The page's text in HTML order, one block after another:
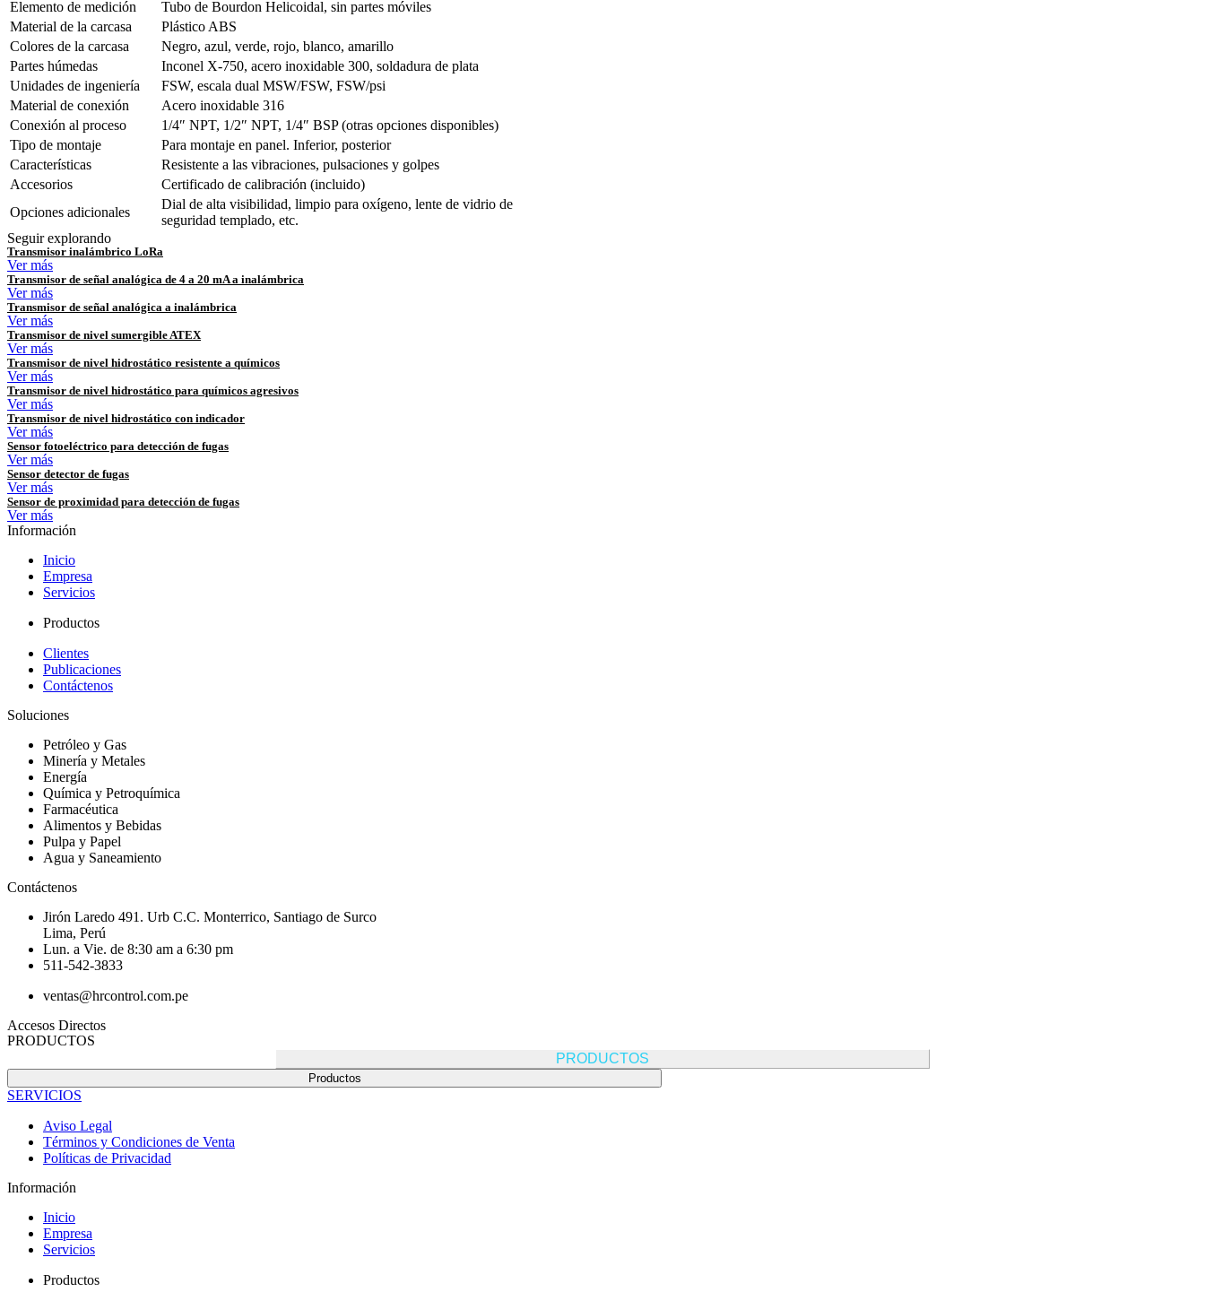
Elemento de medición
Tubo de Bourdon Helicoidal, sin partes móviles
Material de la carcasa
Plástico ABS
Colores de la carcasa
Negro, azul, verde, rojo, blanco, amarillo
Partes húmedas
Inconel X-750, acero inoxidable 300, soldadura de plata
Unidades de ingeniería
FSW, escala dual MSW/FSW, FSW/psi
Material de conexión
Acero inoxidable 316
Conexión al proceso
1/4″ NPT, 1/2″ NPT, 1/4″ BSP (otras opciones disponibles)
Tipo de montaje
Para montaje en panel. Inferior, posterior
Características
Resistente a las vibraciones, pulsaciones y golpes
Accesorios
Certificado de calibración (incluido)
Opciones adicionales
Dial de alta visibilidad, limpio para oxígeno, lente de vidrio de
seguridad templado, etc.
Seguir explorando
Transmisor inalámbrico LoRa
Ver más
Transmisor de señal analógica de 4 a 20 mA a inalámbrica
Ver más
Transmisor de señal analógica a inalámbrica
Ver más
Transmisor de nivel sumergible ATEX
Ver más
Transmisor de nivel hidrostático resistente a químicos
Ver más
Transmisor de nivel hidrostático para químicos agresivos
Ver más
Transmisor de nivel hidrostático con indicador
Ver más
Sensor fotoeléctrico para detección de fugas
Ver más
Sensor detector de fugas
Ver más
Sensor de proximidad para detección de fugas
Ver más
Información
Inicio
Empresa
Servicios
Productos
Clientes
Publicaciones
Contáctenos
Soluciones
Petróleo y Gas
Minería y Metales
Energía
Química y Petroquímica
Farmacéutica
Alimentos y Bebidas
Pulpa y Papel
Agua y Saneamiento
Contáctenos
Jirón Laredo 491. Urb C.C. Monterrico, Santiago de Surco
Lima, Perú
Lun. a Vie. de 8:30 am a 6:30 pm
511-542-3833
ventas@hrcontrol.com.pe
Accesos Directos
PRODUCTOS
PRODUCTOS
Productos
SERVICIOS
Aviso Legal
Términos y Condiciones de Venta
Políticas de Privacidad
Información
Inicio
Empresa
Servicios
Productos